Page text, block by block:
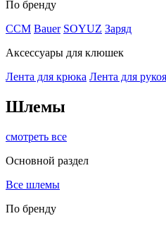
По бренду
CCM Bauer SOYUZ Заряд
Аксессуары для клюшек
Лента для крюка Лента для
Шлемы
смотреть все
Основной раздел
Все шлемы
По бренду